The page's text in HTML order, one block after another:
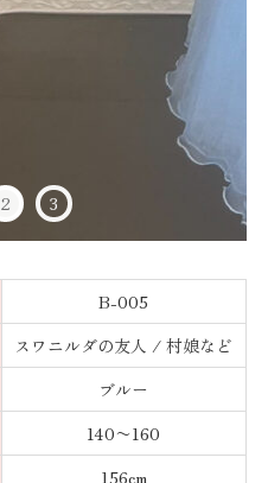
2 3
B-005
スワニルダの友人 / 村娘など
ブルー
140〜160
156cm